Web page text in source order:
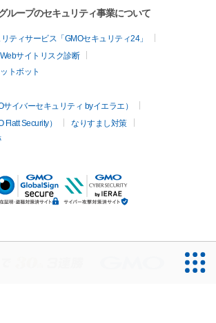
ループのセキュリティ事業について
ティサービス「GMOセキュリティ24」
Webサイトリスク診断
トボット
イバーセキュリティ byイエラエ）
Security）
なりすまし対策